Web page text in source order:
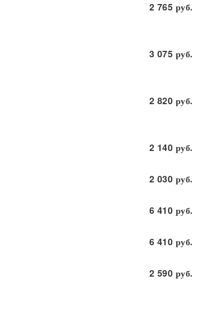
2 765 руб.
3 075 руб.
2 820 руб.
2 140 руб.
2 030 руб.
6 410 руб.
6 410 руб.
2 590 руб.